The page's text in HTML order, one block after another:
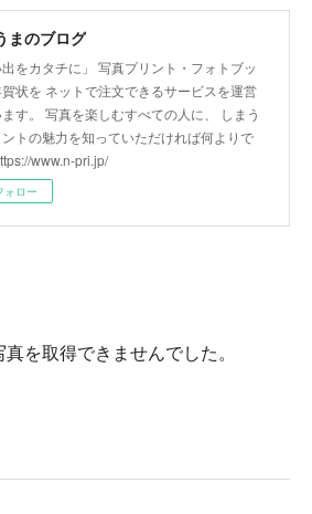
まのブログ
出をカタチに」 写真プリント・フォトブッ
状を ネットで注文できるサービスを運営
す。 写真を楽しむすべての人に、 しまう
ントの魅力を知っていただければ何よりで
www.n-pri.jp/
ォロー
を取得できませんでした。